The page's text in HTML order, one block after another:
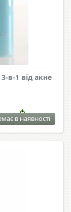
в-1 від акне
в наявності